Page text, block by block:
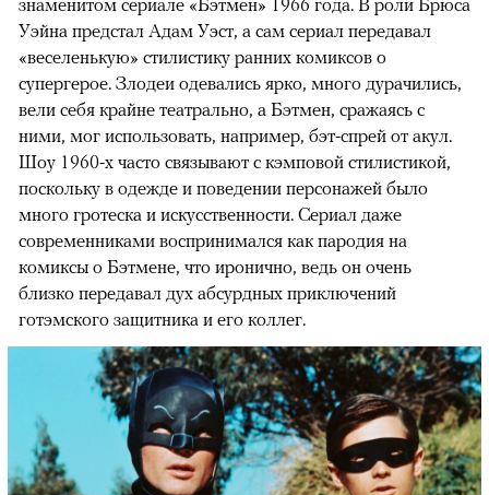
знаменитом сериале «Бэтмен» 1966 года. В роли Брюса
Уэйна предстал Адам Уэст, а сам сериал передавал
«веселенькую» стилистику ранних комиксов о
супергерое. Злодеи одевались ярко, много дурачились,
вели себя крайне театрально, а Бэтмен, сражаясь с
ними, мог использовать, например, бэт-спрей от акул.
Шоу 1960-х часто связывают с кэмповой стилистикой,
поскольку в одежде и поведении персонажей было
много гротеска и искусственности. Сериал даже
современниками воспринимался как пародия на
комиксы о Бэтмене, что иронично, ведь он очень
близко передавал дух абсурдных приключений
готэмского защитника и его коллег.